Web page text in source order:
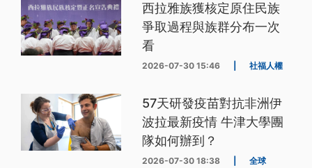
西拉雅族獲核定原住民族
爭取過程與族群分布一次
看
2026-07-30 15:46 社福人權
57天研發疫苗對抗非洲伊
波拉最新疫情 牛津大學團
隊如何辦到？
2026-07-30 18:38 全球